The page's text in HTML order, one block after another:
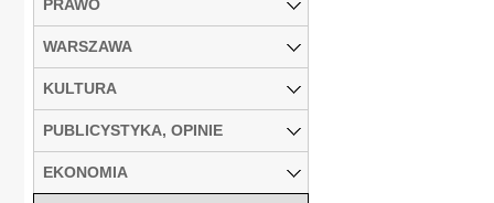
PRAWO
WARSZAWA
KULTURA
PUBLICYSTYKA, OPINIE
EKONOMIA